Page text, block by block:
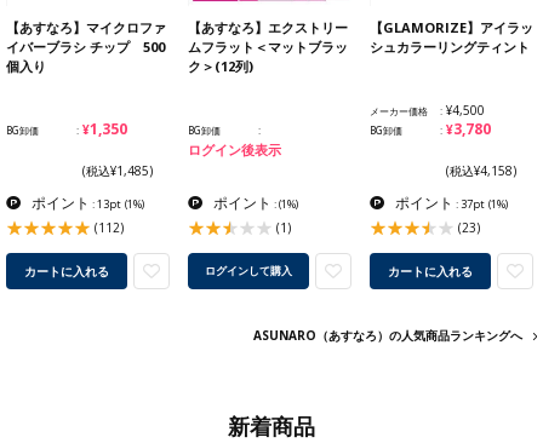
【あすなろ】マイクロファ
イバーブラシ チップ 500
個入り
BG卸価 ¥1,350
(税込¥1,485)
ポイント : 13pt (1%)
(112)
カートに入れる
【あすなろ】エクストリー
ムフラット＜マットブラッ
ク＞(12列)
BG卸価
ログイン後表示
ポイント :(1%)
(1)
ログインして購入
【GLAMORIZE】アイラッ
シュカラーリングティント
メーカー価格 ¥4,500
BG卸価 ¥3,780
(税込¥4,158)
ポイント : 37pt (1%)
(23)
カートに入れる
ASUNARO（あすなろ）の人気商品ランキングへ
新着商品